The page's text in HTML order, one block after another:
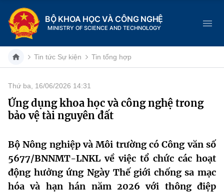
BỘ KHOA HỌC VÀ CÔNG NGHỆ
MINISTRY OF SCIENCE AND TECHNOLOGY
Danh mục
Trang chủ
Giới thiệu
Chức năng nhiệm vụ
Cơ cấu tổ chức
Tin tức sự kiện
Khoa học và Công nghệ
Dịch vụ công
Tin tức Sự kiện Tin tổng hợp
Thứ ba, 16/06/2026 14:31
Ứng dụng khoa học và công nghệ trong
bảo vệ tài nguyên đất
Bộ Nông nghiệp và Môi trường có Công văn số
5677/BNNMT-LNKL về việc tổ chức các hoạt
động hưởng ứng Ngày Thế giới chống sa mạc
hóa và hạn hán năm 2026 với thông điệp